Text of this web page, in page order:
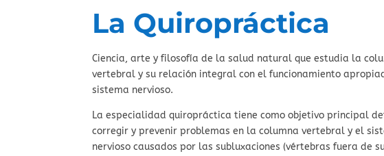
La Quiropráctica
Ciencia, arte y filosofía de la salud natural que estudia la
vertebral y su relación integral con el funcionamiento
sistema nervioso.
La especialidad quiropráctica tiene como objetivo principal
corregir y prevenir problemas en la columna vertebral y el
nervioso causados por las subluxaciones (vértebras fuera de